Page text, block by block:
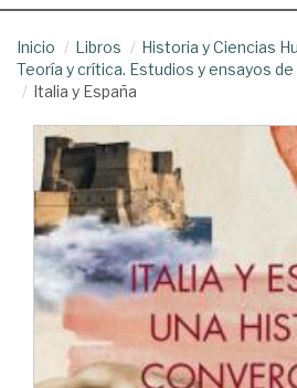
Inicio Libros Historia y Ciencias
Teoría y crítica. Estudios y ensayos
Italia y España